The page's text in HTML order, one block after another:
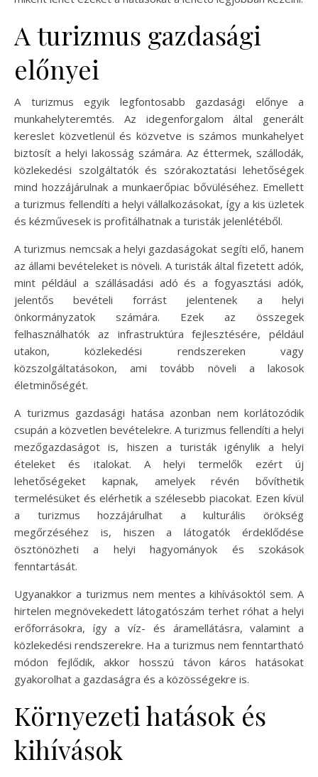
A turizmus gazdasági
előnyei
A turizmus egyik legfontosabb gazdasági előnye a
munkahelyteremtés. Az idegenforgalom által generált
kereslet közvetlenül és közvetve is számos munkahelyet
biztosít a helyi lakosság számára. Az éttermek, szállodák,
közlekedési szolgáltatók és szórakoztatási lehetőségek
mind hozzájárulnak a munkaerőpiac bővüléséhez. Emellett
a turizmus fellendíti a helyi vállalkozásokat, így a kis üzletek
és kézművesek is profitálhatnak a turisták jelenlétéből.
A turizmus nemcsak a helyi gazdaságokat segíti elő, hanem
az állami bevételeket is növeli. A turisták által fizetett adók,
mint például a szállásadási adó és a fogyasztási adók,
jelentős bevételi forrást jelentenek a helyi
önkormányzatok számára. Ezek az összegek
felhasználhatók az infrastruktúra fejlesztésére, például
utakon, közlekedési rendszereken vagy
közszolgáltatásokon, ami tovább növeli a lakosok
életminőségét.
A turizmus gazdasági hatása azonban nem korlátozódik
csupán a közvetlen bevételekre. A turizmus fellendíti a helyi
mezőgazdaságot is, hiszen a turisták igénylik a helyi
ételeket és italokat. A helyi termelők ezért új
lehetőségeket kapnak, amelyek révén bővíthetik
termelésüket és elérhetik a szélesebb piacokat. Ezen kívül
a turizmus hozzájárulhat a kulturális örökség
megőrzéséhez is, hiszen a látogatók érdeklődése
ösztönözheti a helyi hagyományok és szokások
fenntartását.
Ugyanakkor a turizmus nem mentes a kihívásoktól sem. A
hirtelen megnövekedett látogatószám terhet róhat a helyi
erőforrásokra, így a víz- és áramellátásra, valamint a
közlekedési rendszerekre. Ha a turizmus nem fenntartható
módon fejlődik, akkor hosszú távon káros hatásokat
gyakorolhat a gazdaságra és a közösségekre is.
Környezeti hatások és
kihívások